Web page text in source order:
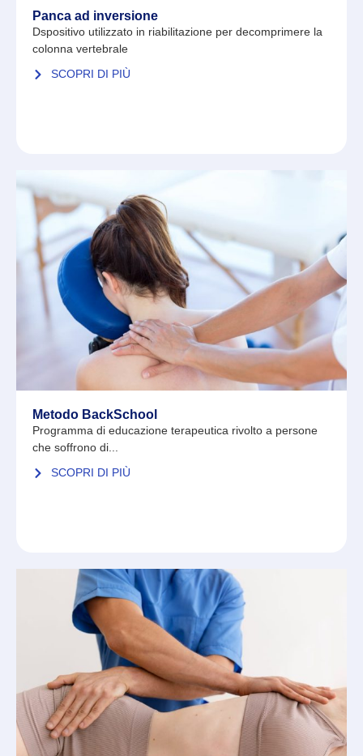
Panca ad inversione
Dspositivo utilizzato in riabilitazione per decomprimere la
colonna vertebrale
SCOPRI DI PIÙ
Metodo BackSchool
Programma di educazione terapeutica rivolto a persone
che soffrono di...
SCOPRI DI PIÙ